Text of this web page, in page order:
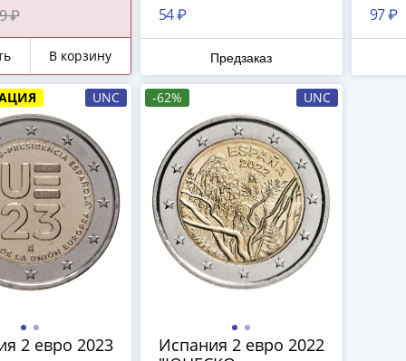
₽
В корзину
54 ₽
Предзаказ
97 ₽
UNC
2 евро 2023
-62% UNC
Испания 2 евро 2022